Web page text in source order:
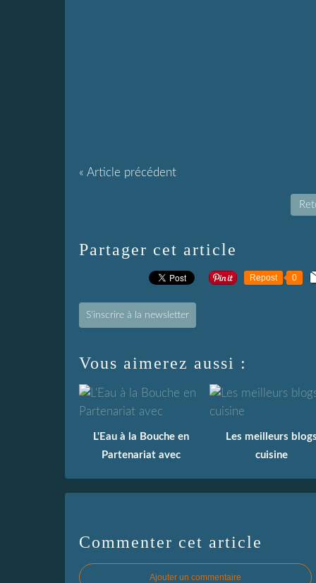
« Article précédent
Partager cet article
Repost 0
S'inscrire à la newsletter
Vous aimerez aussi :
L'Eau à la Bouche en
Partenariat avec
Les meilleurs blogs
cuisine
Commenter cet article
Ajouter un commentaire